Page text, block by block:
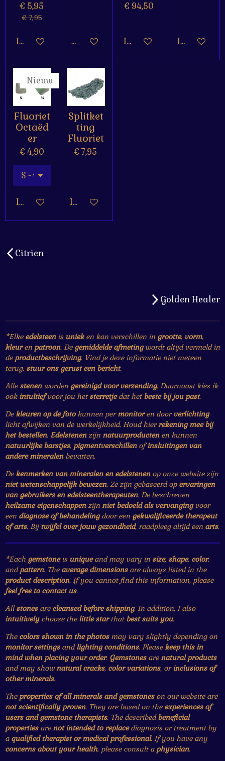
€ 5,95
€ 7,95
In winkelwagenHoud mij op de hoogte
€ 94,50
In winkelwagen
In
Nieuw
Fluoriet
Octaëd
er
€ 4,90
In winkelwagen
Splitket
ting
Fluoriet
€ 7,95
In winkelwagen
Citrien
Golden Healer
*Elke edelsteenis unieken kan verschillen in grootte, vorm,
kleuren patroon. De gemiddelde afmetingwordt altijd vermeld in
de productbeschrijving. Vind je deze informatie niet meteen
terug, stuur ons gerust een bericht.
Alle stenenworden gereinigd voor verzending. Daarnaast kies ik
ook intuïtiefvoor jou het sterretjedat het beste bij jou past.
Dekleuren op de fotokunnen permonitoren doorverlichting
licht afwijken van de werkelijkheid. Houd hierrekening mee bij
het bestellen. Edelstenenzijn natuurproductenen kunnen
natuurlijke barstjes, pigmentverschillenofinsluitingen van
andere mineralenbevatten.
Dekenmerken van mineralen en edelstenenop onze website zijn
niet wetenschappelijk bewezen. Ze zijn gebaseerd op ervaringen
van gebruikers en edelsteentherapeuten. De beschreven
heilzame eigenschappenzijn niet bedoeld als vervangingvoor
een diagnose of behandelingdoor een gekwalificeerde therapeut
of arts. Bijtwijfel over jouw gezondheid, raadpleeg altijd een arts.
*Each gemstoneis uniqueand may vary in size, shape, color,
andpattern. The average dimensionsare always listed in the
product description. If you cannot find this information, please
feel free to contact us.
Allstonesare cleansed before shipping. In addition, I also
intuitivelychoose the little starthat best suits you.
The colors shown in the photosmay vary slightly depending on
monitor settingsandlighting conditions. Pleasekeep this in
mind when placing your order. Gemstonesarenatural products
and may shownatural cracks, color variations, orinclusions of
other minerals.
The properties of all minerals and gemstoneson our website are
not scientifically proven. They are based on the experiences of
users and gemstone therapists. The describedbeneficial
propertiesarenot intended to replacediagnosis or treatment by
a qualified therapist or medical professional. If you have any
concerns about your health, please consult a physician.